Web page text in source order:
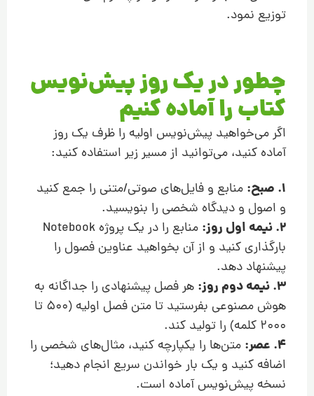
توزیع نمود.
چطور در یک روز پیش‌نویس
کتاب را آماده کنیم
اگر می‌خواهید پیش‌نویس اولیه را ظرف یک روز
آماده کنید، می‌توانید از مسیر زیر استفاده کنید:
1. صبح:
منابع و فایل‌های صوتی/متنی را جمع کنید
و اصول و دیدگاه شخصی را بنویسید.
2. نیمه اول روز:
منابع را در یک پروژه Notebook
بارگذاری کنید و از آن بخواهید عناوین فصول را
پیشنهاد دهد.
3. نیمه دوم روز:
هر فصل پیشنهادی را جداگانه به
هوش مصنوعی بفرستید تا متن فصل اولیه (۵۰۰ تا
۲۰۰۰ کلمه) را تولید کند.
4. عصر:
متن‌ها را یکپارچه کنید، مثال‌های شخصی را
اضافه کنید و یک بار خواندن سریع انجام دهید؛
نسخه پیش‌نویس آماده است.